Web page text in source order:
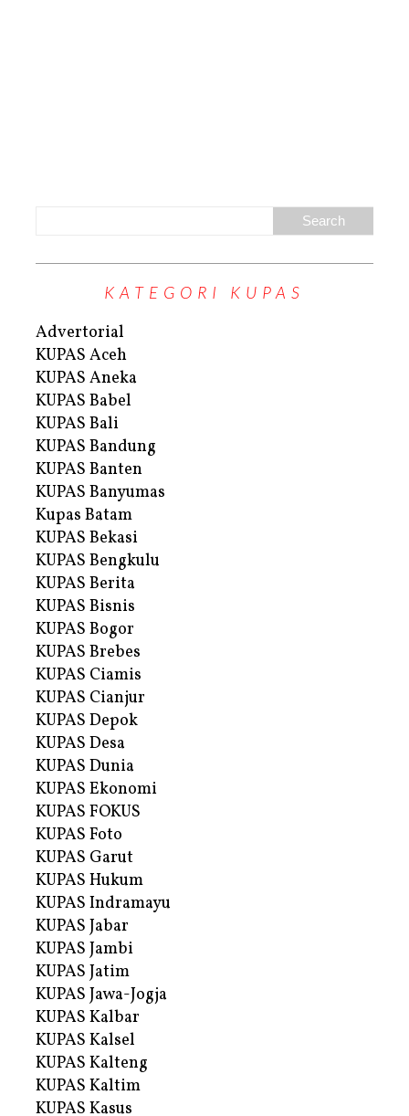
KATEGORI KUPAS
Advertorial
KUPAS Aceh
KUPAS Aneka
KUPAS Babel
KUPAS Bali
KUPAS Bandung
KUPAS Banten
KUPAS Banyumas
Kupas Batam
KUPAS Bekasi
KUPAS Bengkulu
KUPAS Berita
KUPAS Bisnis
KUPAS Bogor
KUPAS Brebes
KUPAS Ciamis
KUPAS Cianjur
KUPAS Depok
KUPAS Desa
KUPAS Dunia
KUPAS Ekonomi
KUPAS FOKUS
KUPAS Foto
KUPAS Garut
KUPAS Hukum
KUPAS Indramayu
KUPAS Jabar
KUPAS Jambi
KUPAS Jatim
KUPAS Jawa-Jogja
KUPAS Kalbar
KUPAS Kalsel
KUPAS Kalteng
KUPAS Kaltim
KUPAS Kasus